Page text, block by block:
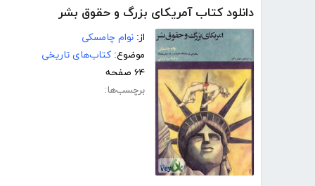
دانلود کتاب آمریکای بزرگ و حقوق بشر
از: نوام چامسکی
موضوع: کتاب‌های تاریخی
۶۴ صفحه
برچسب‌ها: